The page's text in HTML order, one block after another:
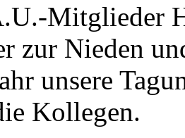
Mitglieder
zur Nieden
unsere
Kollegen.